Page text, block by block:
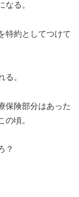
る。
特約としてつけて
。
保険部分はあった
の頃。
？